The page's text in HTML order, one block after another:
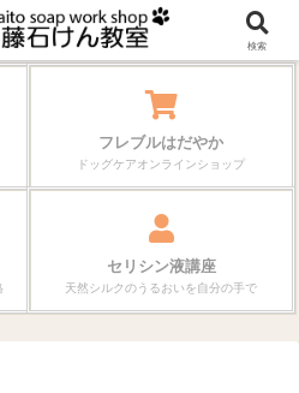
の暮らしを変えていく。
フレブルはだやか
ドッグケアオンラインショップ
セリシン液講座
天然シルクのうるおいを自分の手で
検索